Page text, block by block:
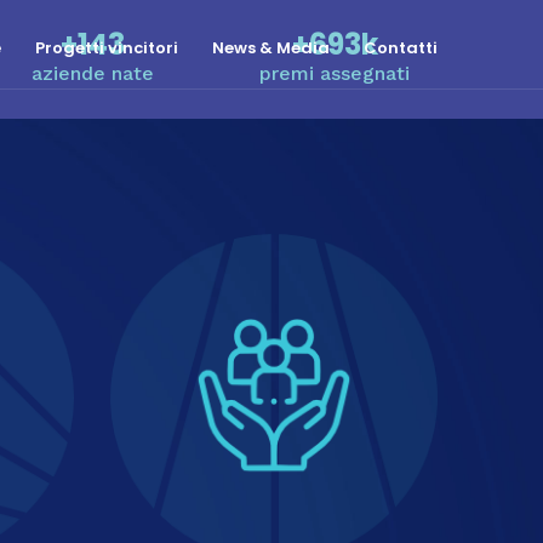
Progetti vincitori News & Media Contatti
+143
aziende nate
+693k
premi assegnati